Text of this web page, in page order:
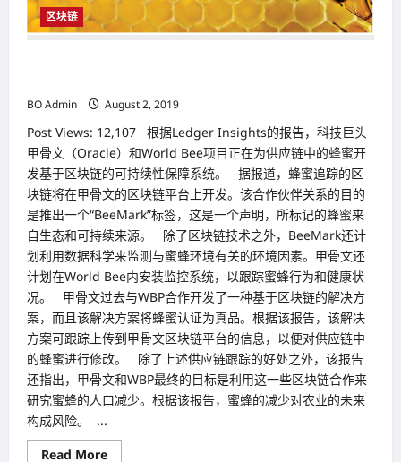
区块链
BO Admin
August 2, 2019
Post Views: 12,107 根据Ledger Insights的报告，科技巨头
甲骨文（Oracle）和World Bee项目正在为供应链中的蜂蜜开
发基于区块链的可持续性保障系统。 据报道，蜂蜜追踪的区
块链将在甲骨文的区块链平台上开发。该合作伙伴关系的目的
是推出一个“BeeMark”标签，这是一个声明，所标记的蜂蜜来
自生态和可持续来源。 除了区块链技术之外，BeeMark还计
划利用数据科学来监测与蜜蜂环境有关的环境因素。甲骨文还
计划在World Bee内安装监控系统，以跟踪蜜蜂行为和健康状
况。 甲骨文过去与WBP合作开发了一种基于区块链的解决方
案，而且该解决方案将蜂蜜认证为真品。根据该报告，该解决
方案可跟踪上传到甲骨文区块链平台的信息，以便对供应链中
的蜂蜜进行修改。 除了上述供应链跟踪的好处之外，该报告
还指出，甲骨文和WBP最终的目标是利用这一些区块链合作来
研究蜜蜂的人口减少。根据该报告，蜜蜂的减少对农业的未来
构成风险。 ...
Read MoreRead